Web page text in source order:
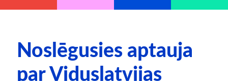
Noslēgusies aptauja
par Viduslatvijas